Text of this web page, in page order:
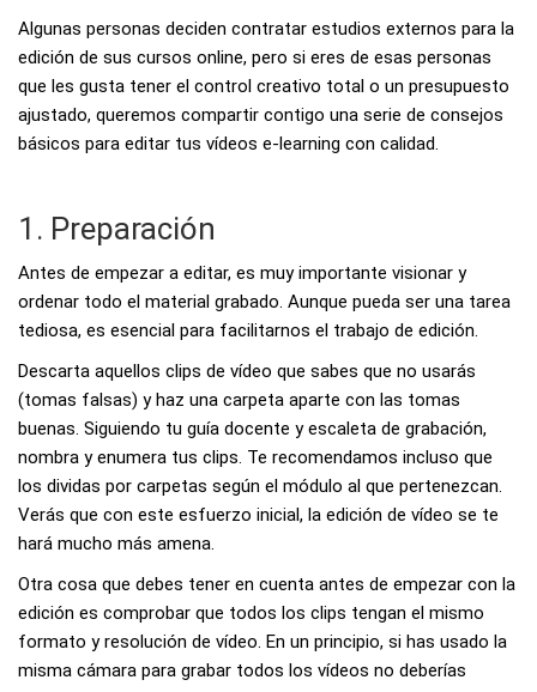
Algunas personas deciden contratar estudios externos para la
edición de sus cursos online, pero si eres de esas personas
que les gusta tener el control creativo total o un presupuesto
ajustado, queremos compartir contigo una serie de consejos
básicos para editar tus vídeos e-learning con calidad.
1. Preparación
Antes de empezar a editar, es muy importante visionar y
ordenar todo el material grabado. Aunque pueda ser una tarea
tediosa, es esencial para facilitarnos el trabajo de edición.
Descarta aquellos clips de vídeo que sabes que no usarás
(tomas falsas) y haz una carpeta aparte con las tomas
buenas. Siguiendo tu guía docente y escaleta de grabación,
nombra y enumera tus clips. Te recomendamos incluso que
los dividas por carpetas según el módulo al que pertenezcan.
Verás que con este esfuerzo inicial, la edición de vídeo se te
hará mucho más amena.
Otra cosa que debes tener en cuenta antes de empezar con la
edición es comprobar que todos los clips tengan el mismo
formato y resolución de vídeo. En un principio, si has usado la
misma cámara para grabar todos los vídeos no deberías